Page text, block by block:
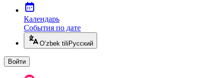
Календарь
События по дате
O’zbek tili Русский
Войти